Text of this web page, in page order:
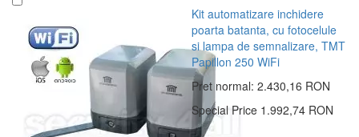
Kit automatizare inchidere
poarta batanta, cu fotocelule
si lampa de semnalizare, TMT
Papillon 250 WiFi
Pret normal: 2.430,16 RON
Special Price 1.992,74 RON